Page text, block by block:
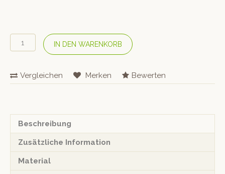
DORMIENTE
Schlafsofa
Variante
IN DEN WARENKORB
Vergleichen Merken Bewerten
Beschreibung
Zusätzliche Information
Material